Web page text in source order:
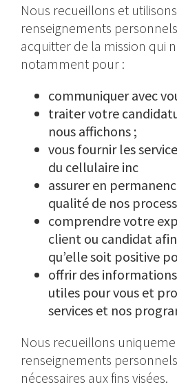
Nous recueillons et
renseignements
acquitter de la mission qui
notamment pour :
communiquer avec
traiter votre
nous affichons ;
vous fournir les
du cellulaire inc
assurer en
qualité de nos
comprendre votre
client ou candidat
qu’elle soit positive
offrir des
utiles pour vous et
services et nos
Nous recueillons
renseignements
nécessaires aux fins visées.